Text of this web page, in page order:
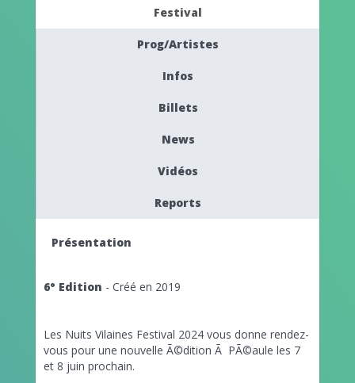
Festival
Prog/Artistes
Infos
Billets
News
Vidéos
Reports
Présentation
6° Edition - Créé en 2019
Les Nuits Vilaines Festival 2024 vous donne rendez-
vous pour une nouvelle Ã©dition Ã PÃ©aule les 7
et 8 juin prochain.